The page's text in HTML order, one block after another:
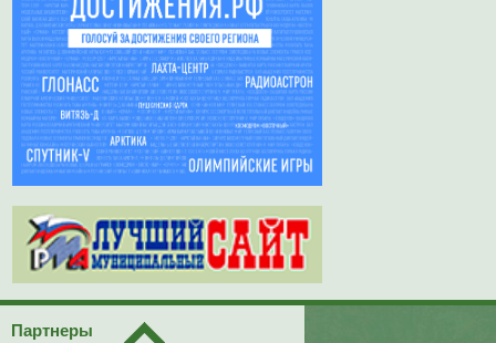
Партнеры